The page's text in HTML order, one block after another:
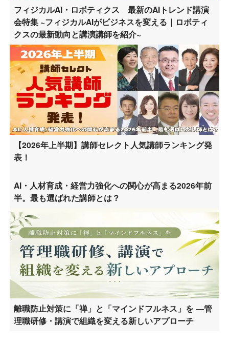
フィジカルAI・ロボティクス 最新のAIトレンド講演
会特集 ~フィジカルAIがビジネスを変える｜ロボティ
クスの最新動向と講演講師を紹介~
【2026年上半期】講師セレクト人気講師ランキング発
表！
AI・人材育成・経営力強化への関心が高まる2026年前
半。最も選ばれた講師とは？
離職防止対策に「禅」と「マインドフルネス」を ―管
理職研修・講演で組織を変える新しいアプローチ